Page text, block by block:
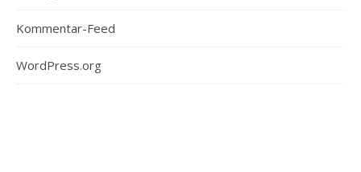
Kommentar-Feed
WordPress.org